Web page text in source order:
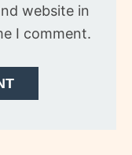
website in
I comment.